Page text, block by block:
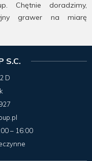
Chętnie doradzimy,
grawer na miarę
S.C.
D
– 16:00